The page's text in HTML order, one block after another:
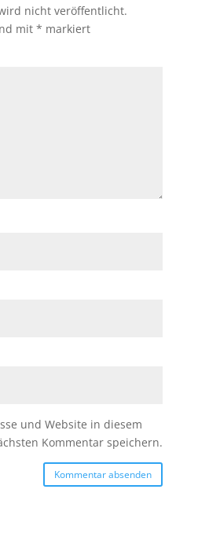
nicht veröffentlicht.
mit * markiert
und Website in diesem
Kommentar speichern.